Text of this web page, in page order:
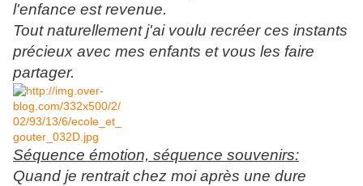
l'enfance est revenue.
Tout naturellement j'ai voulu recréer ces instants
précieux avec mes enfants et vous les faire
partager.
Séquence émotion, séquence souvenirs:
Quand je rentrait chez moi après une dure